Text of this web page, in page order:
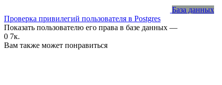
База данных
Проверка привилегий пользователя в Postgres
Показать пользователю его права в базе данных —
0 7к.
Вам также может понравиться